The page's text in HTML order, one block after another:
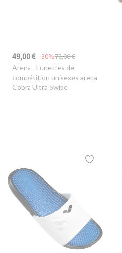
49,00 € 70,00 €
-30%
Arena - Lunettes de
compétition unisexes arena
Cobra Ultra Swipe